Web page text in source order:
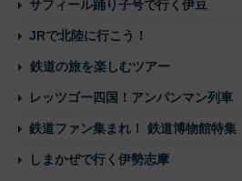
サフィール踊り子号で行く伊豆
JRで北陸に行こう！
鉄道の旅を楽しむツアー
レッツゴー四国！アンパンマン列車
鉄道ファン集まれ！ 鉄道博物館特集
しまかぜで行く伊勢志摩